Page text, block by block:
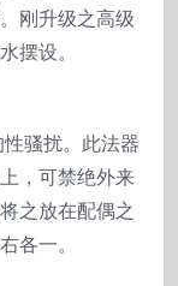
刚升级之高级
摆设。
骚扰。此法器
，可禁绝外来
之放在配偶之
各一。